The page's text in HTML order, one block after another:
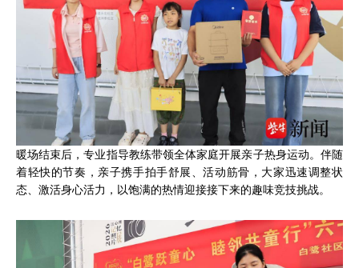
暖场结束后，专业指导教练带领全体家庭开展亲子热身运动。伴随
着轻快的节奏，亲子携手拍手舒展、活动筋骨，大家迅速调整状
态、激活身心活力，以饱满的热情迎接接下来的趣味竞技挑战。